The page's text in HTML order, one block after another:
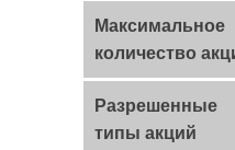
Максимальное
количество
Разрешенные
типы акций